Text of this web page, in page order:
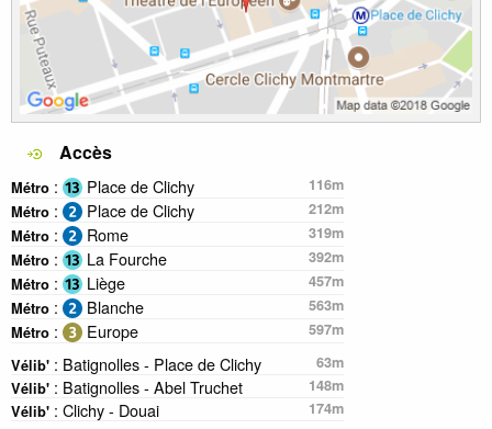
Accès
Métro : Place de Clichy
116m
Métro : Place de Clichy
212m
Métro : Rome
319m
Métro : La Fourche
392m
Métro : Liège
457m
Métro : Blanche
563m
Métro : Europe
597m
Vélib' : Batignolles - Place de Clichy
63m
Vélib' : Batignolles - Abel Truchet
148m
Vélib' : Clichy - Douai
174m